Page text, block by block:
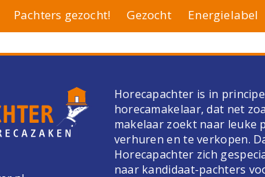
Pachters gezocht! Gezocht Energielabel
Horecapachter is in
horecamakelaar, dat net
makelaar zoekt naar leuke
verhuren en te verkopen.
Horecapachter zich
naar kandidaat-pachters